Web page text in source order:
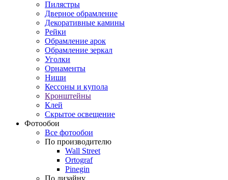
Пилястры
Дверное обрамление
Декоративные камины
Рейки
Обрамление арок
Обрамление зеркал
Уголки
Орнаменты
Ниши
Кессоны и купола
Кронштейны
Клей
Скрытое освещение
Фотообои
Все фотообои
По производителю
Wall Street
Ortograf
Pinegin
По дизайну